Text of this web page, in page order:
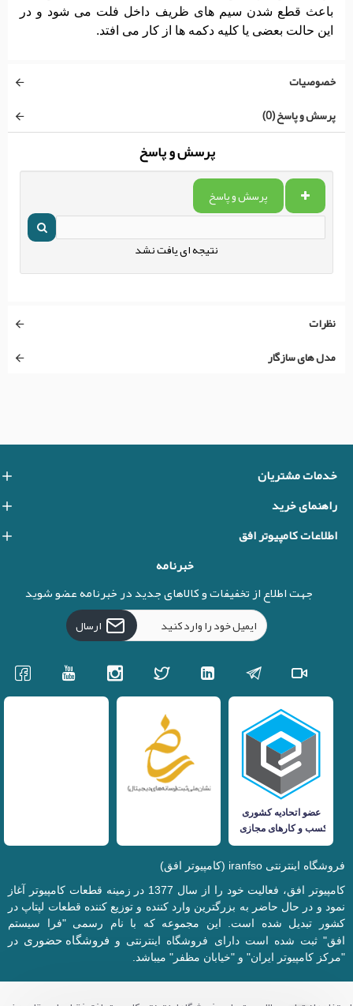
باعث قطع شدن سیم های ظریف داخل فلت می شود و در
این حالت بعضی یا کلیه دکمه ها از کار می افتد.
خصوصیات
پرسش و پاسخ (0)
پرسش و پاسخ
پرسش و پاسخ
نتیجه ای یافت نشد
نظرات
مدل های سازگار
خدمات مشتریان
راهنمای خرید
اطلاعات کامپیوتر افق
خبرنامه
جهت اطلاع از تخفیفات و کالاهای جدید در خبرنامه عضو شوید
ارسال
فروشگاه اینترنتی iranfso (کامپیوتر افق)
کامپیوتر افق، فعالیت خود را از سال 1377 در زمینه قطعات کامپیوتر آغاز
نمود و در حال حاضر به بزرگترین وارد کننده و توزیع کننده قطعات لپتاپ در
کشور تبدیل شده است. این مجموعه که با نام رسمی "فرا سیستم
افق" ثبت شده است دارای فروشگاه اینترنتی و فروشگاه حضوری در
"مرکز کامپیوتر ایران" و "خیابان مظفر" میباشد.